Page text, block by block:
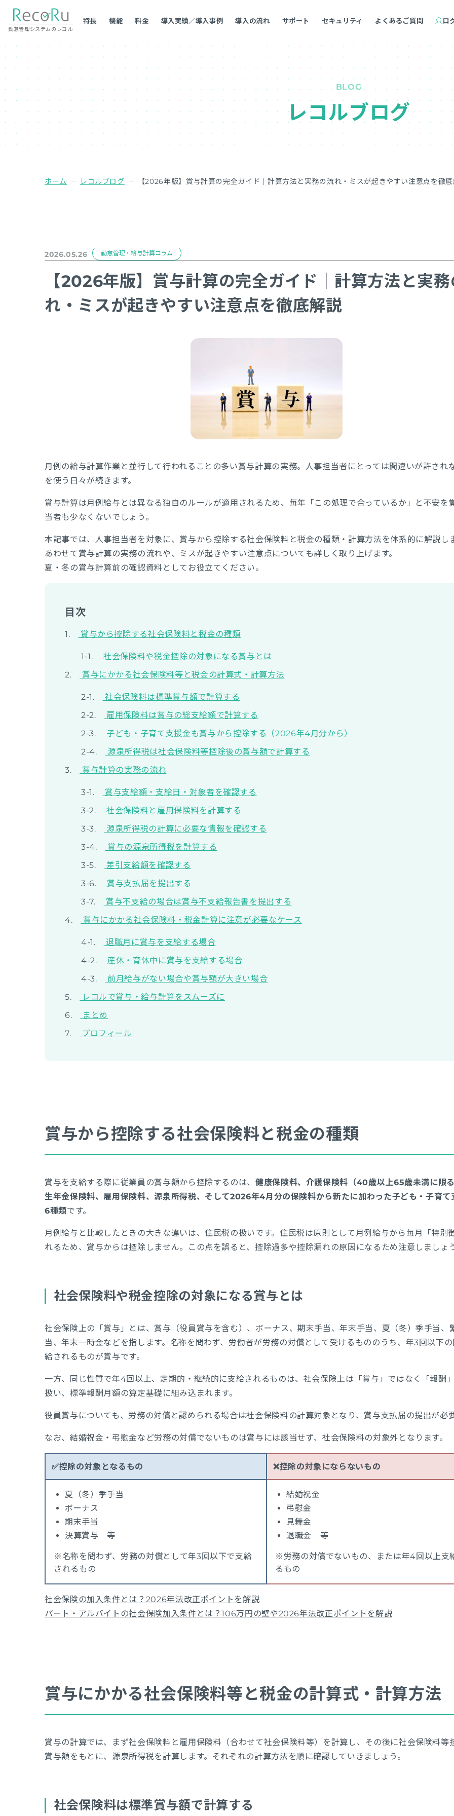
勤怠管理システムのレコル
特長 機能 料金 導入実績／導入事例 導入の流れ サポート セキュリティ よくあるご質問 ロ
BLOG
レコルブログ
ホーム レコルブログ 【2026年版】賞与計算の完全ガイド｜計算方法と実務の流れ・ミスが起きやすい注意点を徹
2026.05.26 勤怠管理・給与計算コラム
【2026年版】賞与計算の完全ガイド｜計算方法と実
れ・ミスが起きやすい注意点を徹底解説
月例の給与計算作業と並行して行われることの多い賞与計算の実務。人事担当者にとっては間違いが許され
を使う日々が続きます。
賞与計算は月例給与とは異なる独自のルールが適用されるため、毎年「この処理で合っているか」と不安を
当者も少なくないでしょう。
本記事では、人事担当者を対象に、賞与から控除する社会保険料と税金の種類・計算方法を体系的に解説し
あわせて賞与計算の実務の流れや、ミスが起きやすい注意点についても詳しく取り上げます。
夏・冬の賞与計算前の確認資料としてお役立てください。
目次
賞与から控除する社会保険料と税金の種類
社会保険料や税金控除の対象になる賞与とは
賞与にかかる社会保険料等と税金の計算式・計算方法
社会保険料は標準賞与額で計算する
雇用保険料は賞与の総支給額で計算する
子ども・子育て支援金も賞与から控除する（2026年4月分から）
源泉所得税は社会保険料等控除後の賞与額で計算する
賞与計算の実務の流れ
賞与支給額・支給日・対象者を確認する
社会保険料と雇用保険料を計算する
源泉所得税の計算に必要な情報を確認する
賞与の源泉所得税を計算する
差引支給額を確認する
賞与支払届を提出する
賞与不支給の場合は賞与不支給報告書を提出する
賞与にかかる社会保険料・税金計算に注意が必要なケース
退職月に賞与を支給する場合
産休・育休中に賞与を支給する場合
前月給与がない場合や賞与額が大きい場合
レコルで賞与・給与計算をスムーズに
まとめ
プロフィール
賞与から控除する社会保険料と税金の種類
賞与を支給する際に従業員の賞与額から控除するのは、 健康保険料、介護保険料（40歳以上65歳未満に限
生年金保険料、雇用保険料、源泉所得税、そして2026年4月分の保険料から新たに加わった子ども・子育て
6種類です。
月例給与と比較したときの大きな違いは、住民税の扱いです。住民税は原則として月例給与から毎月「特別
れるため、賞与からは控除しません。この点を誤ると、控除過多や控除漏れの原因になるため注意しましょ
社会保険料や税金控除の対象になる賞与とは
社会保険上の「賞与」とは、賞与（役員賞与を含む）、ボーナス、期末手当、年末手当、夏（冬）季手当、
当、年末一時金などを指します。名称を問わず、労働者が労務の対償として受けるもののうち、年3回以下
給されるものが賞与です。
一方、同じ性質で年4回以上、定期的・継続的に支給されるものは、社会保険上は「賞与」ではなく「報酬
扱い、標準報酬月額の算定基礎に組み込まれます。
役員賞与についても、労務の対償と認められる場合は社会保険料の計算対象となり、賞与支払届の提出が必
なお、結婚祝金・弔慰金など労務の対償でないものは賞与には該当せず、社会保険料の対象外となります。
✅控除の対象となるもの ❌控除の対象にならないもの
夏（冬）季手当
ボーナス
期末手当
決算賞与 等
※名称を問わず、労務の対償として年3回以下で支給
されるもの
結婚祝金
弔慰金
見舞金
退職金 等
※労務の対償でないもの、または年4回以上支
るもの
社会保険の加入条件とは？2026年法改正ポイントを解説
パート・アルバイトの社会保険加入条件とは？106万円の壁や2026年法改正ポイントを解説
賞与にかかる社会保険料等と税金の計算式・計算方法
賞与の計算では、まず社会保険料と雇用保険料（合わせて社会保険料等）を計算し、その後に社会保険料等
賞与額をもとに、源泉所得税を計算します。それぞれの計算方法を順に確認していきましょう。
社会保険料は標準賞与額で計算する